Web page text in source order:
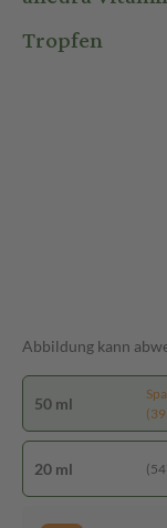
Tropfen
Abbildung kann
50 ml
20 ml